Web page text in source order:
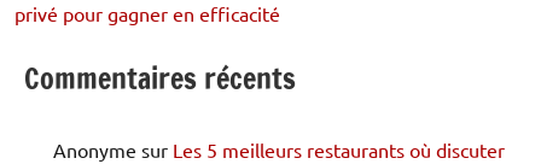
privé pour gagner en efficacité
Commentaires récents
Anonyme sur Les 5 meilleurs restaurants où discuter